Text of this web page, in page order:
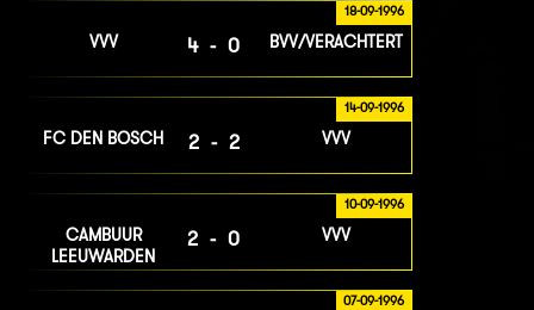
18-09-1996
VVV 4-0 BVV/VERACHTERT
14-09-1996
FC DEN BOSCH 2-2 VVV
10-09-1996
CAMBUUR
LEEUWARDEN
2-0 VVV
07-09-1996